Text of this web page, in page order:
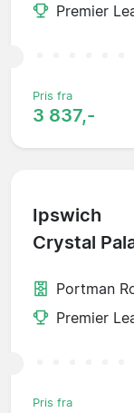
Premier
Pris fra
3 837,-
Ipswich
Crystal
Portman
Premier
Pris fra